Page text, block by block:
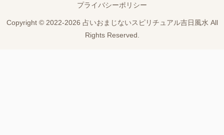
プライバシーポリシー
Copyright © 2022-2026 占いおまじないスピリチュアル吉日風水 All
Rights Reserved.